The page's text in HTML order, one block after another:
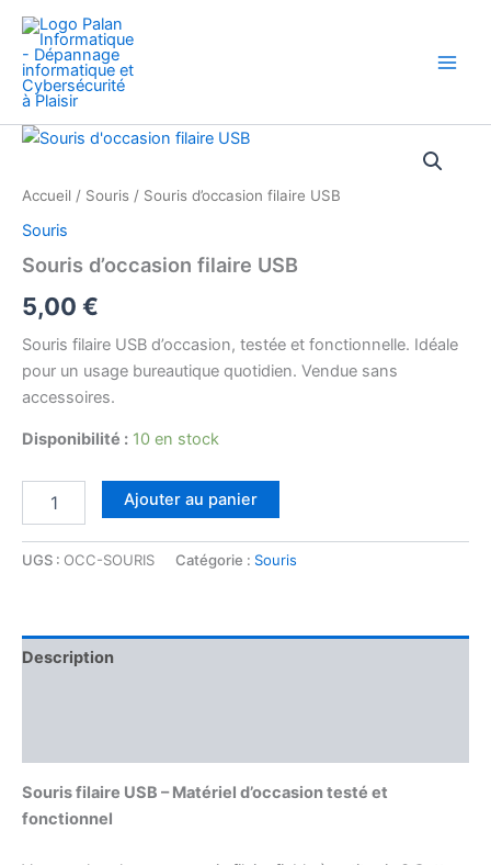
Aller
contenu
Accueil / Souris / Souris d’occasion filaire USB
Souris
Souris d’occasion filaire USB
5,00 €
Souris filaire USB d’occasion, testée et fonctionnelle. Idéale
pour un usage bureautique quotidien. Vendue sans
accessoires.
Disponibilité : 10 en stock
quantité
d'occasion
filaire
Ajouter au panier
UGS : OCC-SOURIS Catégorie : Souris
Description
Souris filaire USB – Matériel d’occasion testé et
fonctionnel